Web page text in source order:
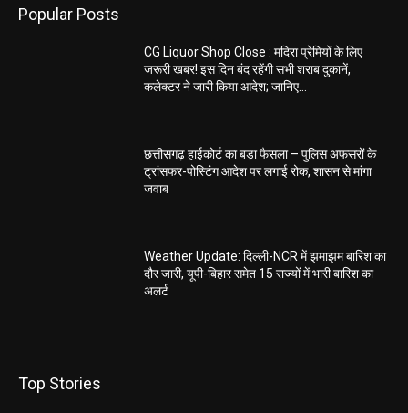
Popular Posts
CG Liquor Shop Close : मदिरा प्रेमियों के लिए
जरूरी खबर! इस दिन बंद रहेंगी सभी शराब दुकानें,
कलेक्टर ने जारी किया आदेश; जानिए...
छत्तीसगढ़ हाईकोर्ट का बड़ा फैसला – पुलिस अफसरों के
ट्रांसफर-पोस्टिंग आदेश पर लगाई रोक, शासन से मांगा
जवाब
Weather Update: दिल्ली-NCR में झमाझम बारिश का
दौर जारी, यूपी-बिहार समेत 15 राज्यों में भारी बारिश का
अलर्ट
Top Stories